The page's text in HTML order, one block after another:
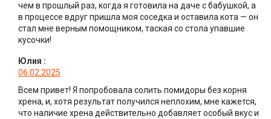
чем в прошлый раз, когда я готовила на даче с бабушкой, а
в процессе вдруг пришла моя соседка и оставила кота — он
стал мне верным помощником, таская со стола упавшие
кусочки!
Юлия :
06.02.2025
Всем привет! Я попробовала солить помидоры без корня
хрена, и, хотя результат получился неплохим, мне кажется,
что наличие хрена действительно добавляет особый вкус и